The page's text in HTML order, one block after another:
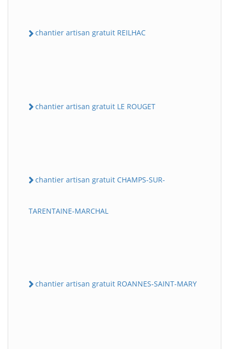
chantier artisan gratuit REILHAC
chantier artisan gratuit LE ROUGET
chantier artisan gratuit CHAMPS-SUR-
TARENTAINE-MARCHAL
chantier artisan gratuit ROANNES-SAINT-MARY